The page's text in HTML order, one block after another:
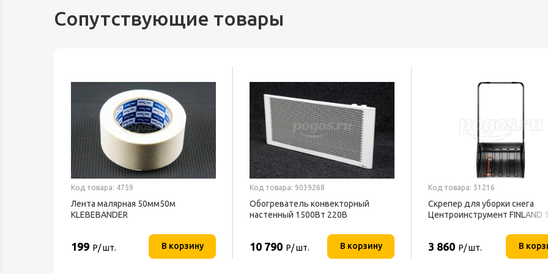
Сопутствующие товары
Код товара: 4759
Лента малярная 50мм50м
KLEBEBANDER
199 Р/ шт. В корзину
Код товара: 9039268
Обогреватель конвекторный
настенный 1500Вт 220В
10 790 Р/ шт. В корзину
Код товара: 51216
Скрепер для уборки снега
Центроинструмент FINLAND
3 860 Р/ шт. В